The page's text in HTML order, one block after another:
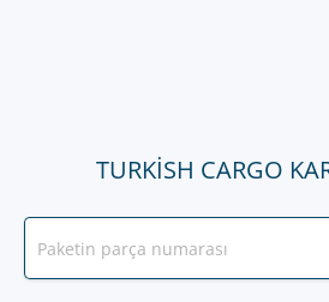
TURKISH CARGO